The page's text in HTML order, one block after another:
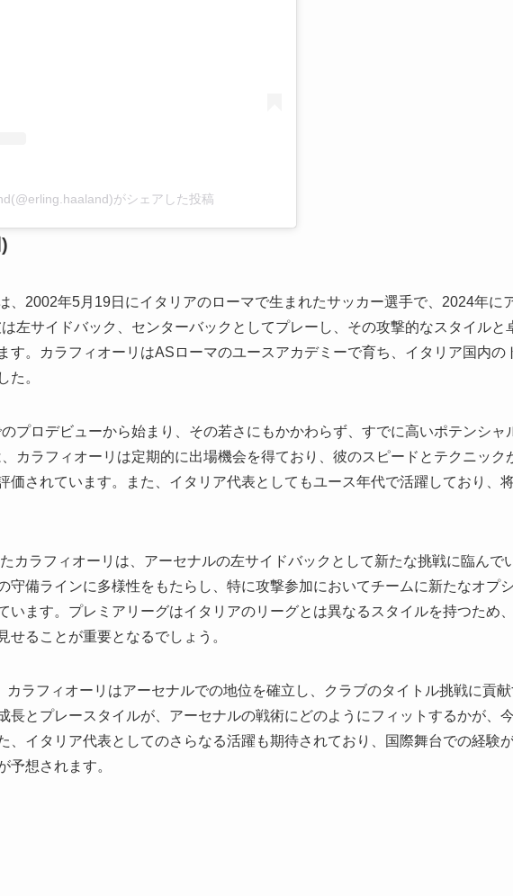
がシェアした投稿
、2002年5月19日にイタリアのローマで生まれたサッカー選手で、2024年に
左サイドバック、センターバックとしてプレーし、その攻撃的なスタイルと
す。カラフィオーリはASローマのユースアカデミーで育ち、イタリア国内の
た。
プロデビューから始まり、その若さにもかかわらず、すでに高いポテンシャ
カラフィオーリは定期的に出場機会を得ており、彼のスピードとテクニック
価されています。また、イタリア代表としてもユース年代で活躍しており、
カラフィオーリは、アーセナルの左サイドバックとして新たな挑戦に臨んで
守備ラインに多様性をもたらし、特に攻撃参加においてチームに新たなオプ
います。プレミアリーグはイタリアのリーグとは異なるスタイルを持つため
せることが重要となるでしょう。
カラフィオーリはアーセナルでの地位を確立し、クラブのタイトル挑戦に貢献
長とプレースタイルが、アーセナルの戦術にどのようにフィットするかが、
、イタリア代表としてのさらなる活躍も期待されており、国際舞台での経験
予想されます。